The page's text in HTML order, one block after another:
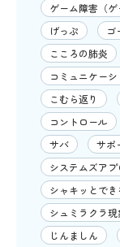
ゲーム障害（ゲ
げっぷ
ゴ
こころの肺炎
コミュニケーシ
こむら返り
コントロール
サバ
サポ
システムズアプ
シャキッとでき
シュミラクラ現
じんましん